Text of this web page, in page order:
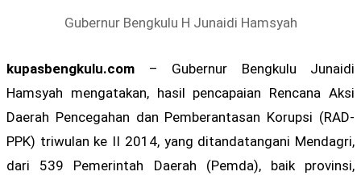
Gubernur Bengkulu H Junaidi Hamsyah
kupasbengkulu.com – Gubernur Bengkulu Junaidi
Hamsyah mengatakan, hasil pencapaian Rencana Aksi
Daerah Pencegahan dan Pemberantasan Korupsi (RAD-
PPK) triwulan ke II 2014, yang ditandatangani Mendagri,
dari 539 Pemerintah Daerah (Pemda), baik provinsi,